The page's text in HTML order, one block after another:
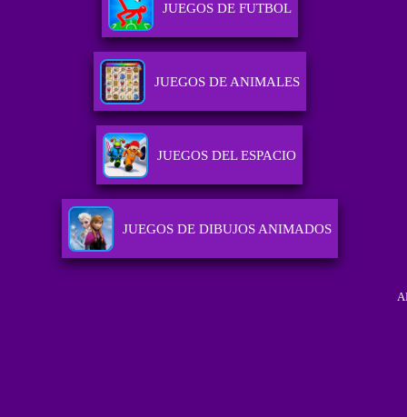
JUEGOS DE FUTBOL
JUEGOS DE ANIMALES
JUEGOS DEL ESPACIO
JUEGOS DE DIBUJOS ANIMADOS